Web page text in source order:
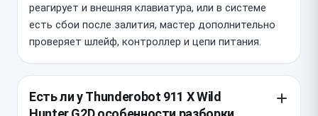
реагирует и внешняя клавиатура, или в системе
есть сбои после залития, мастер дополнительно
проверяет шлейф, контроллер и цепи питания.
Есть ли у Thunderobot 911 X Wild